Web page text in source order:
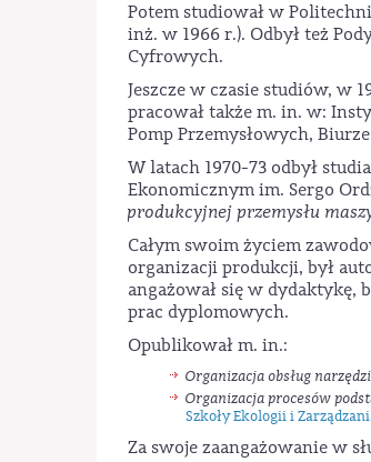
Potem studiował w
inż. w 1966 r.). Odbył też
Cyfrowych.
Jeszcze w czasie studiów, w
pracował także m. in. w:
Pomp Przemysłowych,
W latach 1970-73 odbył
Ekonomicznym im. Sergo
produkcyjnej przemysłu
Całym swoim życiem
organizacji produkcji, był
angażował się w
prac dyplomowych.
Opublikował m. in.:
Organizacja obsług
Organizacja procesów
Szkoły Ekologii i
Za swoje zaangażowanie w